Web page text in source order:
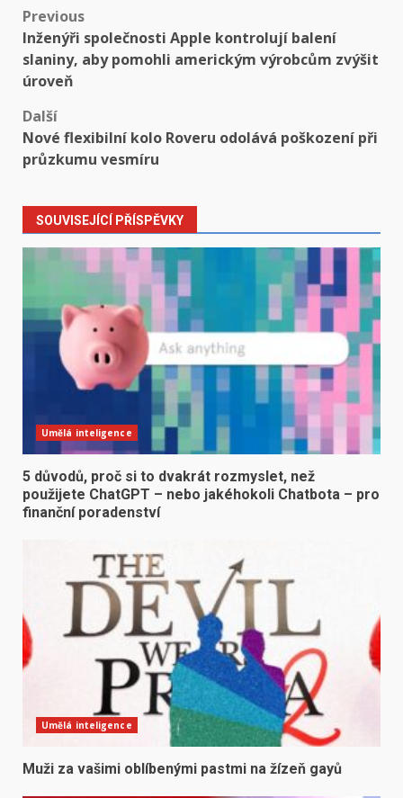
Post
navigation
Previous
Inženýři společnosti Apple kontrolují balení
slaniny, aby pomohli americkým výrobcům zvýšit
úroveň
Další
Nové flexibilní kolo Roveru odolává poškození při
průzkumu vesmíru
SOUVISEJÍCÍ PŘÍSPĚVKY
Umělá inteligence
5 důvodů, proč si to dvakrát rozmyslet, než
použijete ChatGPT – nebo jakéhokoli Chatbota – pro
finanční poradenství
Umělá inteligence
Muži za vašimi oblíbenými pastmi na žízeň gayů